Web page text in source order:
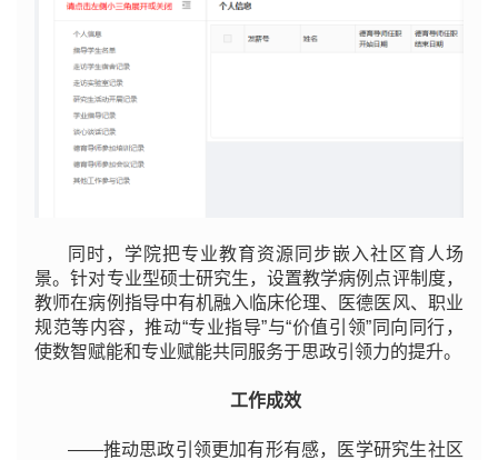
同时，学院把专业教育资源同步嵌入社区育人场
景。针对专业型硕士研究生，设置教学病例点评制度，
教师在病例指导中有机融入临床伦理、医德医风、职业
规范等内容，推动“专业指导”与“价值引领”同向同行，
使数智赋能和专业赋能共同服务于思政引领力的提升。
工作成效
——推动思政引领更加有形有感，医学研究生社区